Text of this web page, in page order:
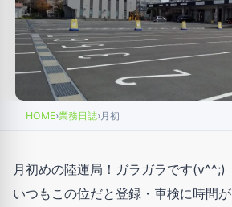
HOME›業務日誌› 月初
月初めの陸運局！ガラガラです(v^^;)
いつもこの位だと登録・車検に時間が